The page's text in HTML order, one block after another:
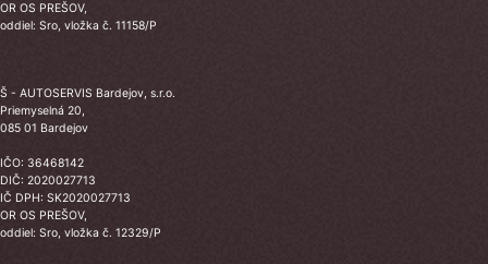
OR OS PREŠOV,
oddiel: Sro, vložka č. 11158/P
Š - AUTOSERVIS Bardejov, s.r.o.
Priemyselná 20,
085 01 Bardejov
IČO: 36468142
DIČ: 2020027713
IČ DPH: SK2020027713
OR OS PREŠOV,
oddiel: Sro, vložka č. 12329/P